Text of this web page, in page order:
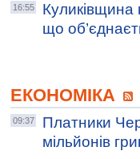
16:55
що
ЕКОНОМІКА
09:37
Платники
мільйонів